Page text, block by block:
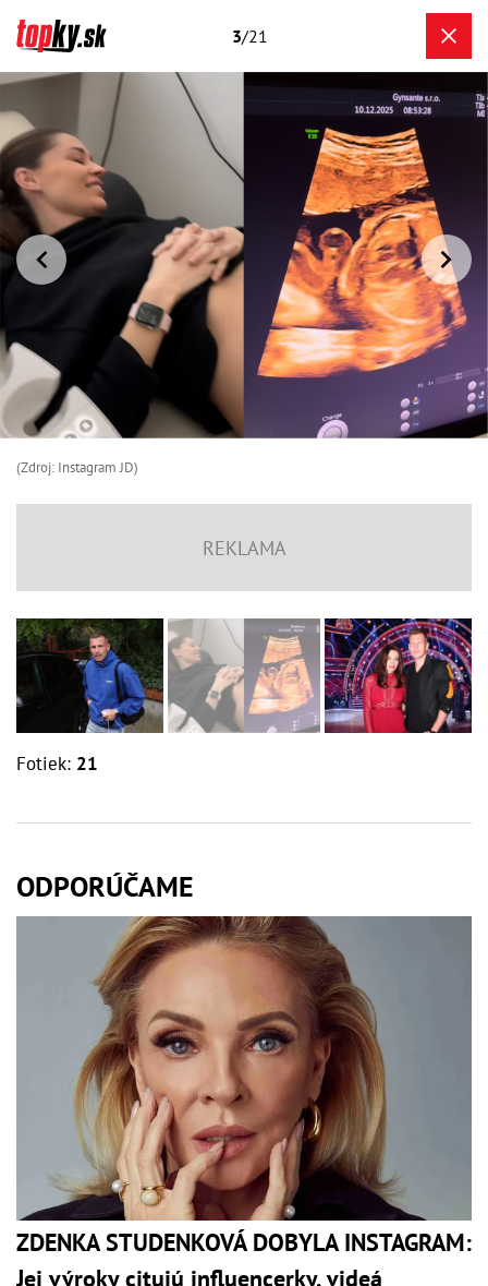
3/21
(Zdroj: Instagram JD)
Fotiek: 21
ODPORÚČAME
ZDENKA STUDENKOVÁ DOBYLA INSTAGRAM:
Jej výroky citujú influencerky, videá